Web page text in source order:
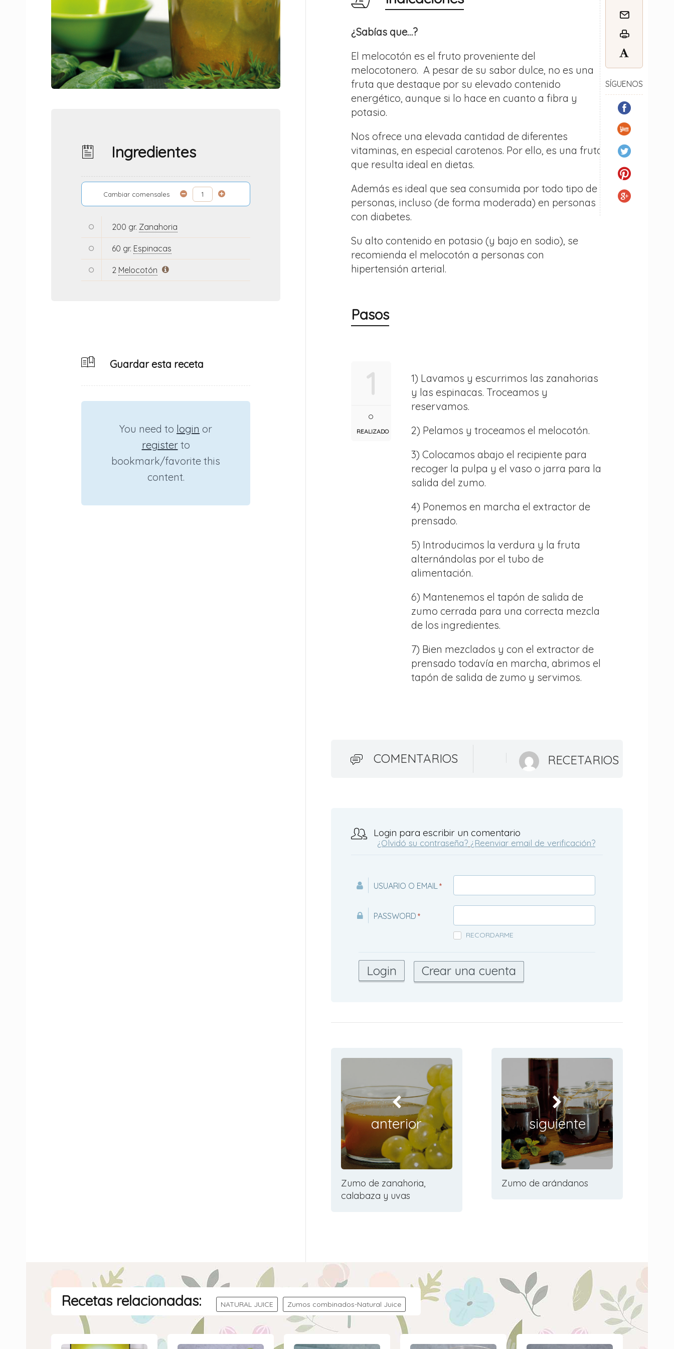
Ingredientes
Cambiar comensales
200 gr. Zanahoria
60 gr. Espinacas
2 Melocotón
Guardar esta receta
You need to login or
registerto
bookmark/favorite this
content.
SÍGUENOS
¿Sabías que…?
El melocotón es el fruto proveniente del
melocotonero. A pesar de su sabor dulce, no es una
fruta que destaque por su elevado contenido
energético, aunque si lo hace en cuanto a fibra y
potasio.
Nos ofrece una elevada cantidad de diferentes
vitaminas, en especial carotenos. Por ello, es una fruta
que resulta ideal en dietas.
Además es ideal que sea consumida por todo tipo de
personas, incluso (de forma moderada) en personas
con diabetes.
Su alto contenido en potasio (y bajo en sodio), se
recomienda el melocotón a personas con
hipertensión arterial.
Pasos
1
REALIZADO
1) Lavamos y escurrimos las zanahorias
y las espinacas. Troceamos y
reservamos.
2) Pelamos y troceamos el melocotón.
3) Colocamos abajo el recipiente para
recoger la pulpa y el vaso o jarra para la
salida del zumo.
4) Ponemos en marcha el extractor de
prensado.
5) Introducimos la verdura y la fruta
alternándolas por el tubo de
alimentación.
6) Mantenemos el tapón de salida de
zumo cerrada para una correcta mezcla
de los ingredientes.
7) Bien mezclados y con el extractor de
prensado todavía en marcha, abrimos el
tapón de salida de zumo y servimos.
COMENTARIOS RECETARIOS
Login para escribir un comentario
¿Olvidó su contraseña? ¿Reenviar email de verificación?
USUARIO O EMAIL *
PASSWORD *
RECORDARME
Crear una cuenta
anterior
Zumo de zanahoria,
calabaza y uvas
siguiente
Zumo de arándanos
Recetas relacionadas: NATURAL JUICE Zumos combinados-Natural Juice